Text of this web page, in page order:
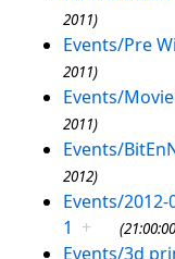
2011)
Events/Pre
2011)
Events/
2011)
Events/
2012)
Events/
1 +
Events/3d